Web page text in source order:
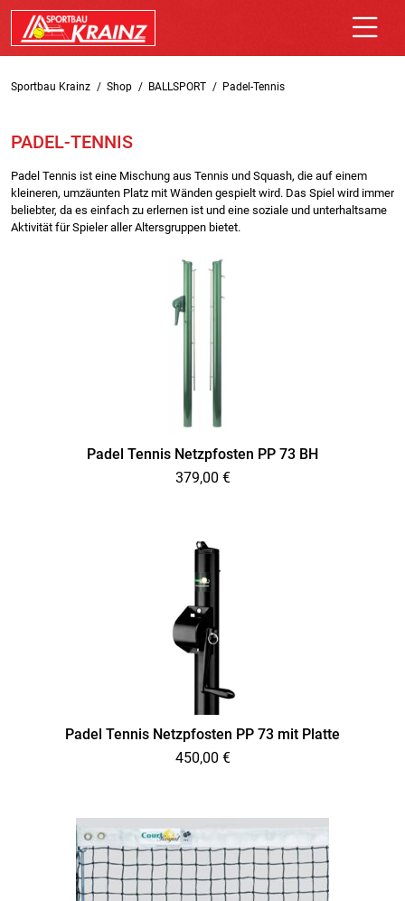
Sportbau Krainz Shop BALLSPORT Padel-Tennis
PADEL-TENNIS
Padel Tennis ist eine Mischung aus Tennis und Squash, die auf einem
kleineren, umzäunten Platz mit Wänden gespielt wird. Das Spiel wird immer
beliebter, da es einfach zu erlernen ist und eine soziale und unterhaltsame
Aktivität für Spieler aller Altersgruppen bietet.
Padel Tennis Netzpfosten PP 73 BH
379,00 €
Padel Tennis Netzpfosten PP 73 mit Platte
450,00 €